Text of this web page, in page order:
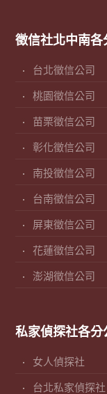
徵信社北中南各
台北徵信公司
桃園徵信公司
苗栗徵信公司
彰化徵信公司
南投徵信公司
台南徵信公司
屏東徵信公司
花蓮徵信公司
澎湖徵信公司
私家偵探社各分
女人偵探社
台北私家偵探社